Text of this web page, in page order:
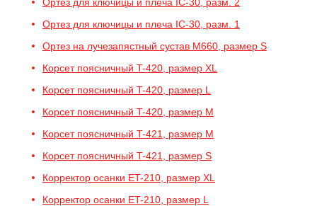
Ортез для ключицы и плеча IC-30, разм. 1
Ортез на лучезапястный сустав M660, размер S
Корсет поясничный T-420, размер XL
Корсет поясничный T-420, размер L
Корсет поясничный T-420, размер M
Корсет поясничный T-421, размер M
Корсет поясничный T-421, размер S
Корректор осанки ET-210, размер XL
Корректор осанки ET-210, размер L